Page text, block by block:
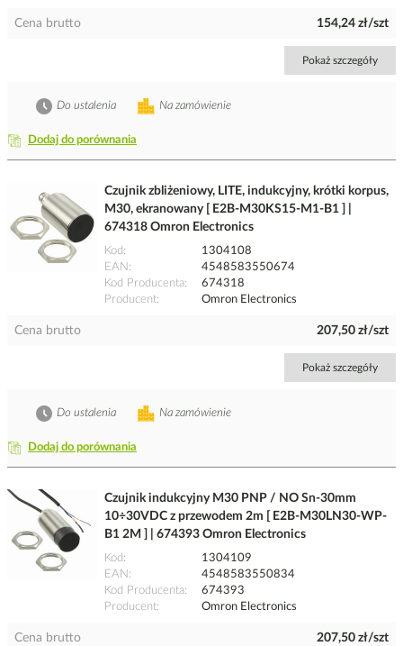
Cena brutto 154,24 zł/szt
Pokaż szczegóły
Dodaj do porównania
Na zamówienie
Do ustalenia
Czujnik zbliżeniowy, LITE, indukcyjny, krótki korpus,
M30, ekranowany [ E2B-M30KS15-M1-B1 ] |
674318 Omron Electronics
Kod
1304108
EAN
4548583550674
Kod Producenta
674318
Producent
Omron Electronics
Cena brutto 207,50 zł/szt
Pokaż szczegóły
Dodaj do porównania
Na zamówienie
Do ustalenia
Czujnik indukcyjny M30 PNP / NO Sn-30mm
10÷30VDC z przewodem 2m [ E2B-M30LN30-WP-
B1 2M ] | 674393 Omron Electronics
Kod
1304109
EAN
4548583550834
Kod Producenta
674393
Producent
Omron Electronics
Cena brutto 207,50 zł/szt